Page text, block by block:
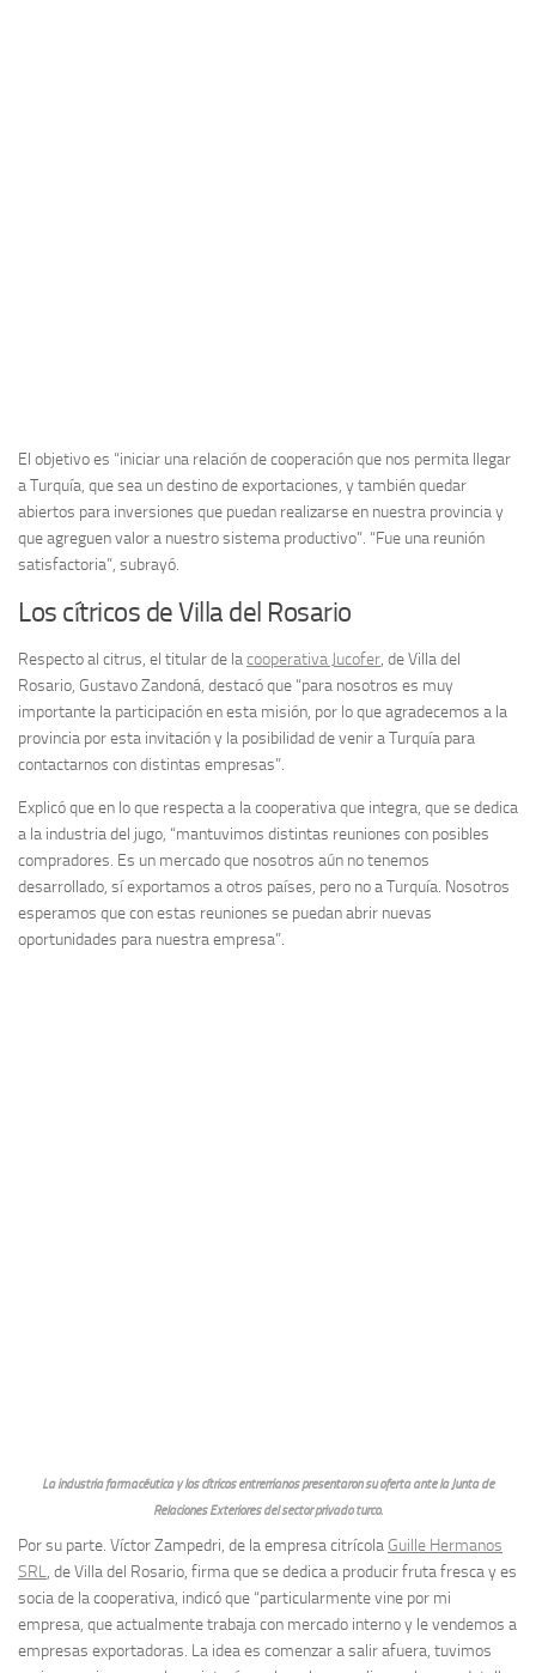
El objetivo es “iniciar una relación de cooperación que nos permita llegar
a Turquía, que sea un destino de exportaciones, y también quedar
abiertos para inversiones que puedan realizarse en nuestra provincia y
que agreguen valor a nuestro sistema productivo”. “Fue una reunión
satisfactoria”, subrayó.
Los cítricos de Villa del Rosario
Respecto al citrus, el titular de lacooperativa Jucofer, de Villa del
Rosario, Gustavo Zandoná, destacó que “para nosotros es muy
importante la participación en esta misión, por lo que agradecemos a la
provincia por esta invitación y la posibilidad de venir a Turquía para
contactarnos con distintas empresas”.
Explicó que en lo que respecta a la cooperativa que integra, que se dedica
a la industria del jugo, “mantuvimos distintas reuniones con posibles
compradores. Es un mercado que nosotros aún no tenemos
desarrollado, sí exportamos a otros países, pero no a Turquía. Nosotros
esperamos que con estas reuniones se puedan abrir nuevas
oportunidades para nuestra empresa”.
La industria farmacéutica y los cítricos entrerrianos presentaron su oferta ante la Junta de
Relaciones Exteriores del sector privado turco.
Por su parte. Víctor Zampedri, de la empresa citrícola Guille Hermanos
SRL, de Villa del Rosario, firma que se dedica a producir fruta fresca y es
socia de la cooperativa, indicó que “particularmente vine por mi
empresa, que actualmente trabaja con mercado interno y le vendemos a
empresas exportadoras. La idea es comenzar a salir afuera, tuvimos